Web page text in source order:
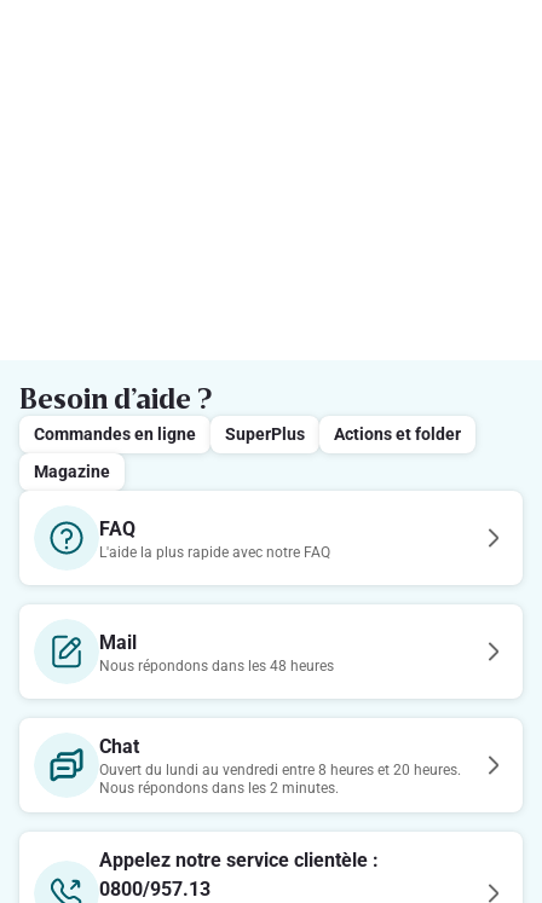
Besoin d’aide ?
Commandes en ligne SuperPlus
Actions et folder
Magazine
FAQ
L'aide la plus rapide avec notre FAQ
Mail
Nous répondons dans les 48 heures
Chat
Ouvert du lundi au vendredi entre 8 heures et 20 heures.
Nous répondons dans les 2 minutes.
Appelez notre service clientèle :
0800/957.13